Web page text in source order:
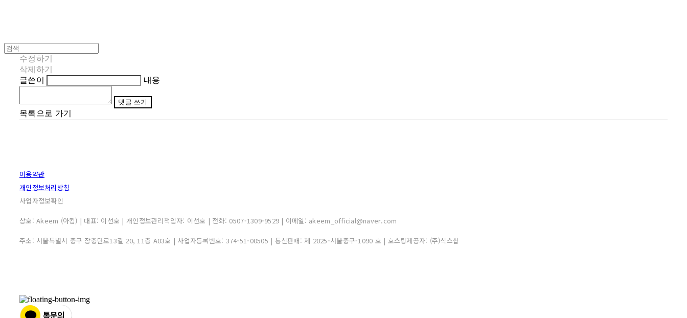
수정하기
삭제하기
글쓴이
내용
댓글 쓰기
목록으로 가기
이용약관
개인정보처리방침
사업자정보확인
상호: Akeem (아킴) | 대표: 이선호 | 개인정보관리책임자: 이선호 | 전화: 0507-1309-9529 | 이메일: akeem_official@naver.com
주소: 서울특별시 중구 장충단로13길 20, 11층 A03호 | 사업자등록번호: 374-51-00505 | 통신판매: 제 2025-서울중구-1090 호 | 호스팅제공자: (주)식스샵